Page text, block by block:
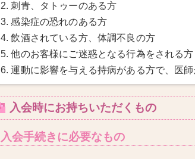
2. 刺青、タトゥーのある方
3. 感染症の恐れのある方
4. 飲酒されている方、体調不良の方
5. 他のお客様にご迷惑となる行為をされる方
6. 運動に影響を与える持病がある方で、医
入会時にお持ちいただくもの
入会手続きに必要なもの